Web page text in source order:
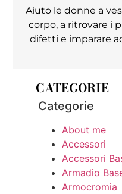
Aiuto le donne a
corpo, a ritrovare i
difetti e imparare
CATEGORIE
Categorie
About me
Accessori
Accessori
Armadio
Armocromia